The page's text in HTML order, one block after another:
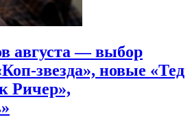
августа — выбор
звезда», новые «Тед
Ричер»,